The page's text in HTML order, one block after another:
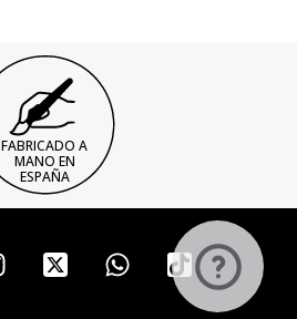
FABRICADO A
MANO EN
ESPAÑA